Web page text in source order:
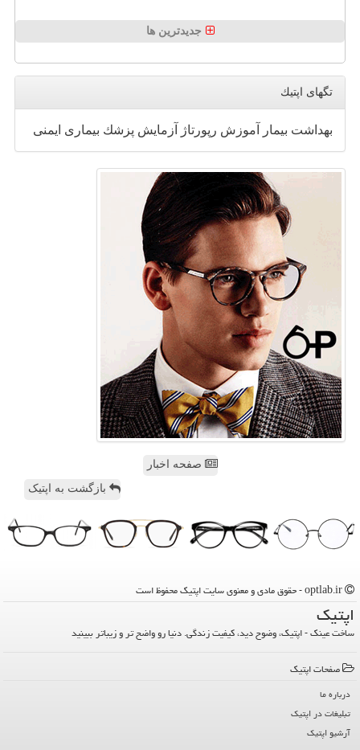
جدیدترین ها
تگهای اپتیك
بهداشت بیمار آموزش رپورتاژ آزمایش پزشك بیماری ایمنی
صفحه اخبار
بازگشت به اپتیک
اپتیك
ساخت عینک - اپتیک، وضوح دید، کیفیت زندگی. دنیا رو واضح تر و زیباتر ببینید
صفحات اپتیك
درباره ما
تبلیغات در اپتیك
آرشیو اپتیك